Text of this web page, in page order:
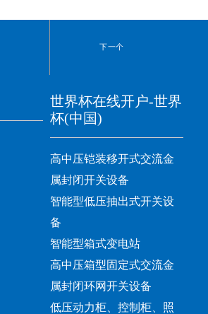
下一个
世界杯在线开户-世界
杯(中国)
高中压铠装移开式交流金
属封闭开关设备
智能型低压抽出式开关设
备
智能型箱式变电站
高中压箱型固定式交流金
属封闭环网开关设备
低压动力柜、控制柜、照